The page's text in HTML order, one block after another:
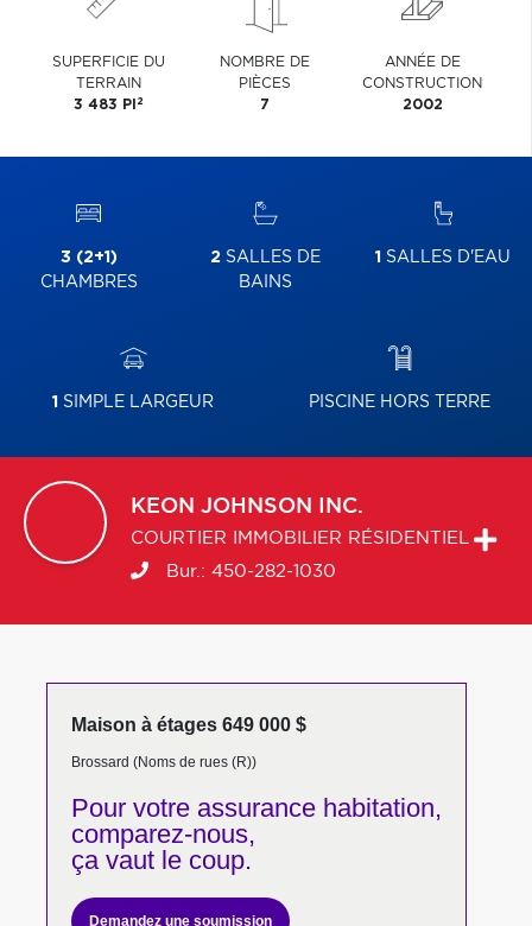
SUPERFICIE DU
TERRAIN
3 483 PI 2
NOMBRE DE
PIÈCES
7
ANNÉE DE
CONSTRUCTION
2002
3 (2+1)
CHAMBRES
2 SALLES DE
BAINS
1 SALLES D'EAU
1 SIMPLE LARGEUR PISCINE HORS TERRE
KEON JOHNSON INC.
COURTIER IMMOBILIER RÉSIDENTIEL
Bur.: 450-282-1030
Maison à étages 649 000 $
Brossard (Noms de rues (R))
Pour votreassurance habitation,
comparez-nous,
ça vaut le coup.
Demandez une soumission